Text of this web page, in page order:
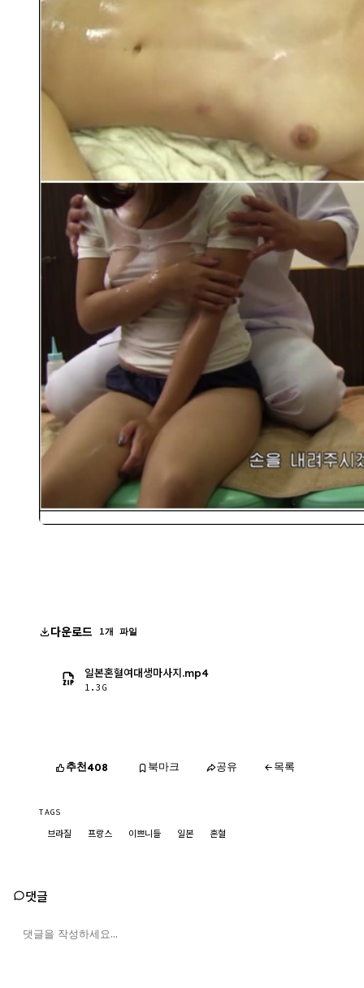
다운로드 1개 파일
일본혼혈여대생마사지.mp4
1.3G
추천408 북마크 공유 목록
TAGS
브라질 프랑스 이쁘니들 일본 혼혈
댓글